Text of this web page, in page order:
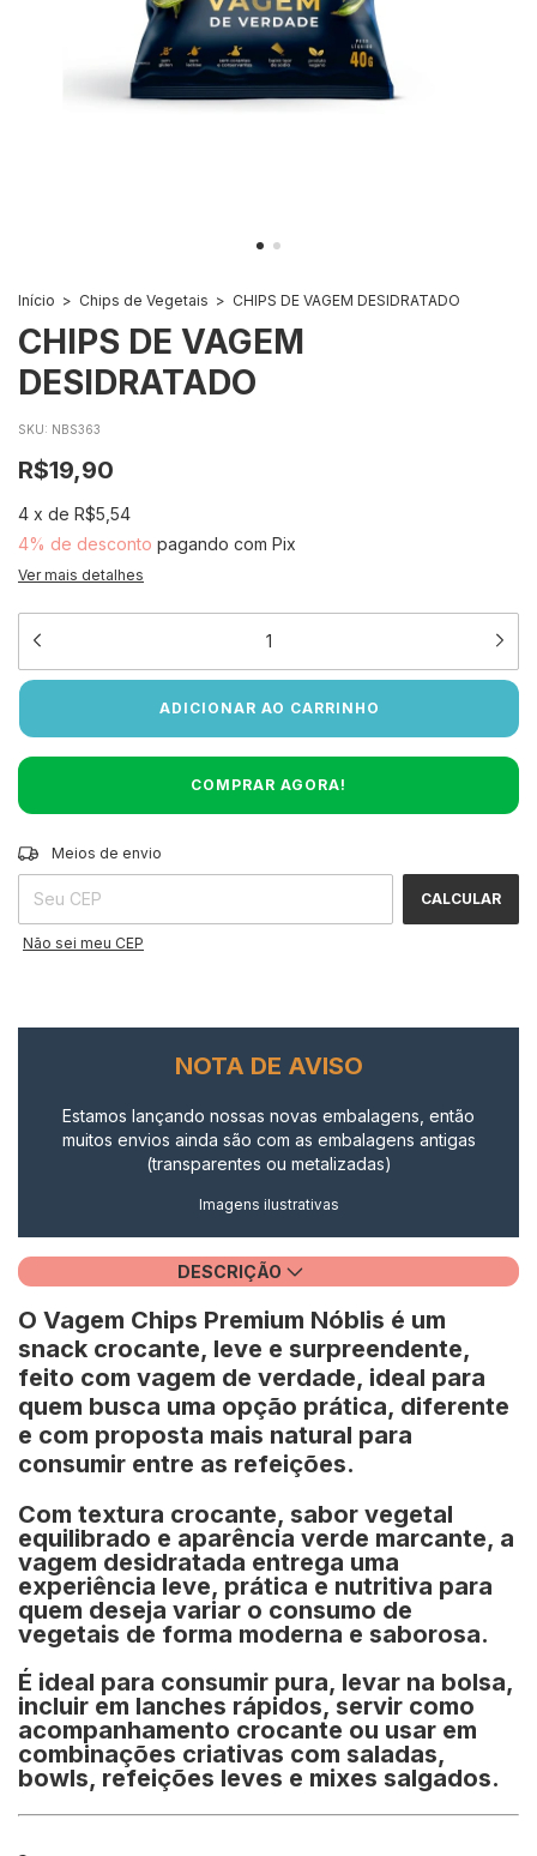
Início > Chips de Vegetais > CHIPS DE VAGEM DESIDRATADO
CHIPS DE VAGEM
DESIDRATADO
SKU: NBS363
R$19,90
4 x de R$5,54
4% de desconto pagando com Pix
Ver mais detalhes
Entregas para o CEP:
Meios de envio
CALCULAR
Não sei meu CEP
NOTA DE AVISO
Estamos lançando nossas novas embalagens, então
muitos envios ainda são com as embalagens antigas
(transparentes ou metalizadas)
Imagens ilustrativas
DESCRIÇÃO
O Vagem Chips Premium Nóblis é um
snack crocante, leve e surpreendente,
feito com vagem de verdade, ideal para
quem busca uma opção prática, diferente
e com proposta mais natural para
consumir entre as refeições.
Com textura crocante, sabor vegetal
equilibrado e aparência verde marcante, a
vagem desidratada entrega uma
experiência leve, prática e nutritiva para
quem deseja variar o consumo de
vegetais de forma moderna e saborosa.
É ideal para consumir pura, levar na bolsa,
incluir em lanches rápidos, servir como
acompanhamento crocante ou usar em
combinações criativas com saladas,
bowls, refeições leves e mixes salgados.